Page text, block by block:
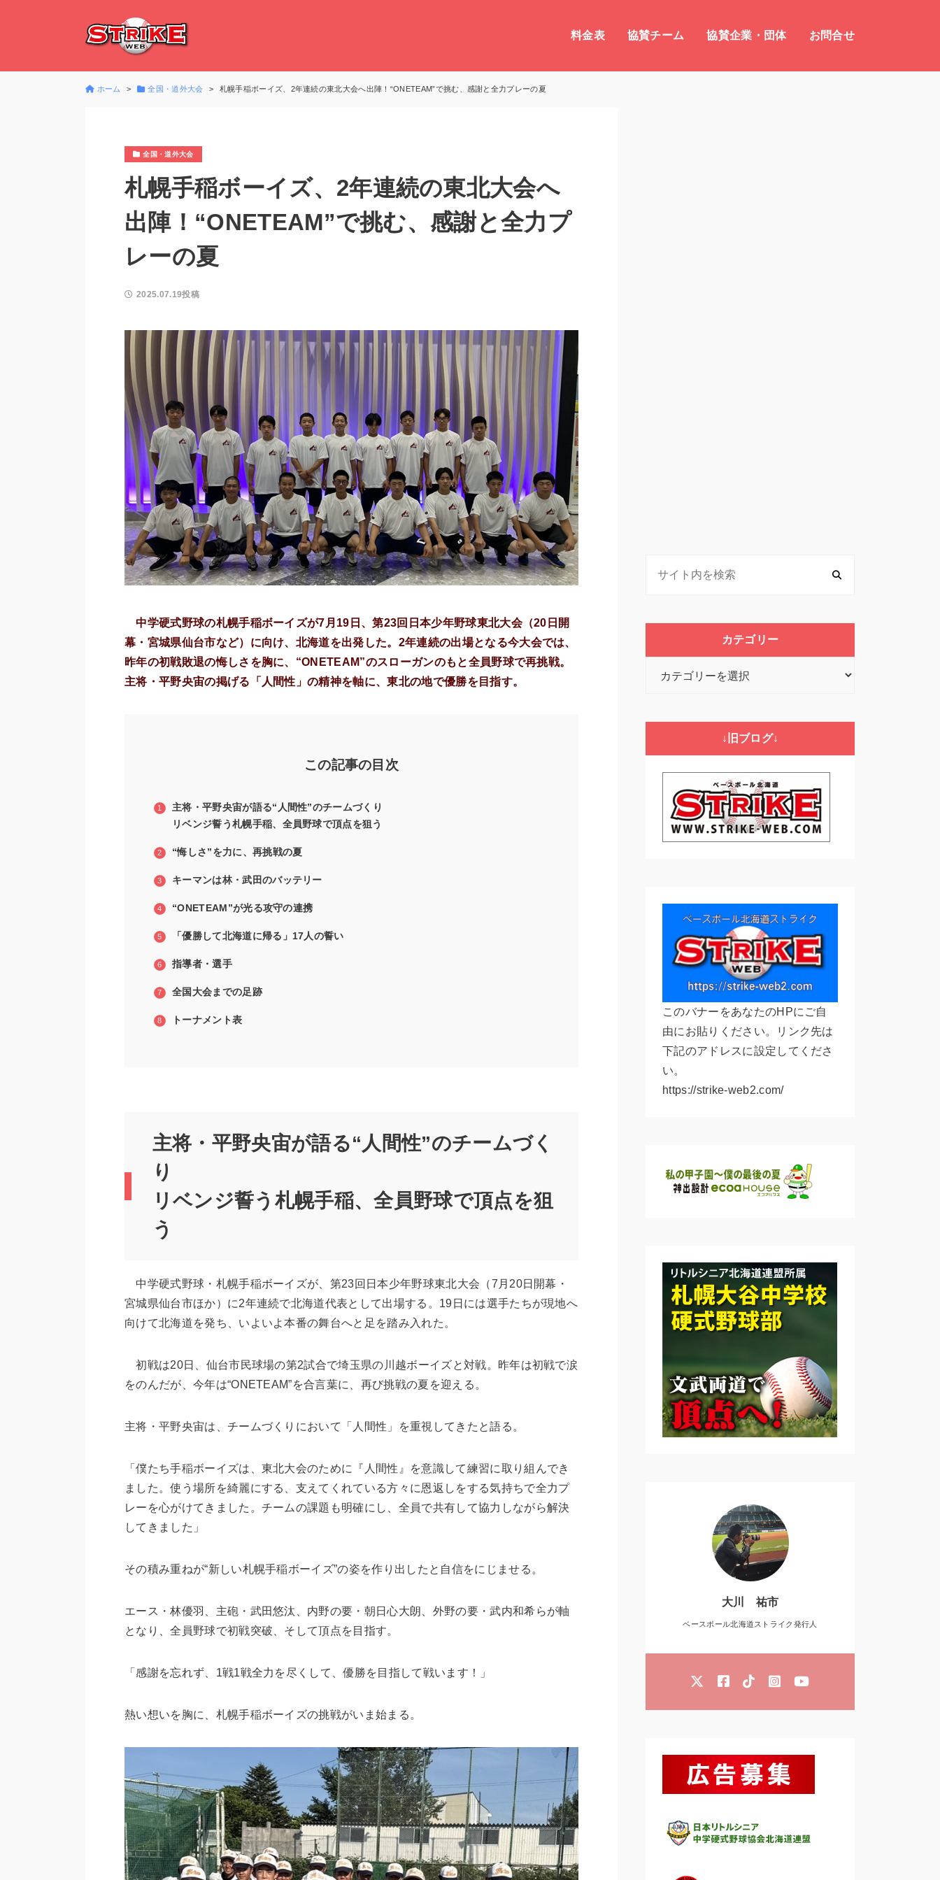
料金表 協賛チーム 協賛企業・団体 お問合せ
ホーム 全国・道外大会 札幌手稲ボーイズ、2年連続の東北大会へ出陣！“ONETEAM”で挑む、感謝と全力プレーの夏
全国・道外大会
札幌手稲ボーイズ、2年連続の東北大会へ
出陣！“ONETEAM”で挑む、感謝と全力プ
レーの夏
2025.07.19投稿
中学硬式野球の札幌手稲ボーイズが7月19日、第23回日本少年野球東北大会（20日開
幕・宮城県仙台市など）に向け、北海道を出発した。2年連続の出場となる今大会では、
昨年の初戦敗退の悔しさを胸に、“ONETEAM”のスローガンのもと全員野球で再挑戦。
主将・平野央宙の掲げる「人間性」の精神を軸に、東北の地で優勝を目指す。
この記事の目次
主将・平野央宙が語る“人間性”のチームづくり
リベンジ誓う札幌手稲、全員野球で頂点を狙う
“悔しさ”を力に、再挑戦の夏
キーマンは林・武田のバッテリー
“ONETEAM”が光る攻守の連携
「優勝して北海道に帰る」17人の誓い
指導者・選手
全国大会までの足跡
トーナメント表
主将・平野央宙が語る“人間性”のチームづく
り
リベンジ誓う札幌手稲、全員野球で頂点を狙
う
中学硬式野球・札幌手稲ボーイズが、第23回日本少年野球東北大会（7月20日開幕・
宮城県仙台市ほか）に2年連続で北海道代表として出場する。19日には選手たちが現地へ
向けて北海道を発ち、いよいよ本番の舞台へと足を踏み入れた。
初戦は20日、仙台市民球場の第2試合で埼玉県の川越ボーイズと対戦。昨年は初戦で涙
をのんだが、今年は“ONETEAM”を合言葉に、再び挑戦の夏を迎える。
主将・平野央宙は、チームづくりにおいて「人間性」を重視してきたと語る。
「僕たち手稲ボーイズは、東北大会のために『人間性』を意識して練習に取り組んでき
ました。使う場所を綺麗にする、支えてくれている方々に恩返しをする気持ちで全力プ
レーを心がけてきました。チームの課題も明確にし、全員で共有して協力しながら解決
してきました」
その積み重ねが“新しい札幌手稲ボーイズ”の姿を作り出したと自信をにじませる。
エース・林優羽、主砲・武田悠汰、内野の要・朝日心大朗、外野の要・武内和希らが軸
となり、全員野球で初戦突破、そして頂点を目指す。
「感謝を忘れず、1戦1戦全力を尽くして、優勝を目指して戦います！」
熱い想いを胸に、札幌手稲ボーイズの挑戦がいま始まる。
カテゴリー
リ
↓旧ブログ↓
このバナーをあなたのHPにご自
由にお貼りください。リンク先は
下記のアドレスに設定してくださ
い。
https://strike-web2.com/
大川 祐市
ベースボール北海道ストライク発行人